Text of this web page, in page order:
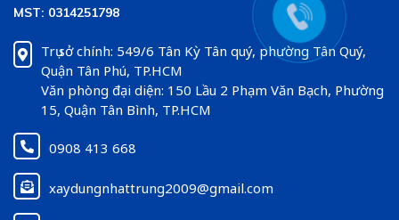
MST: 0314251798
Trụ sở chính: 549/6 Tân Kỳ Tân quý, phường Tân Quý,
Quận Tân Phú, TP.HCM
Văn phòng đại diện: 150 Lầu 2 Phạm Văn Bạch, Phường
15, Quận Tân Bình, TP.HCM
0908 413 668
xaydungnhattrung2009@gmail.com